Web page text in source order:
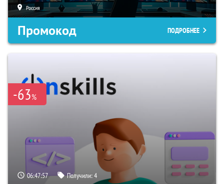
Россия
Промокод ПОДРОБНЕЕ
-63%
06:47:56 Получили:4